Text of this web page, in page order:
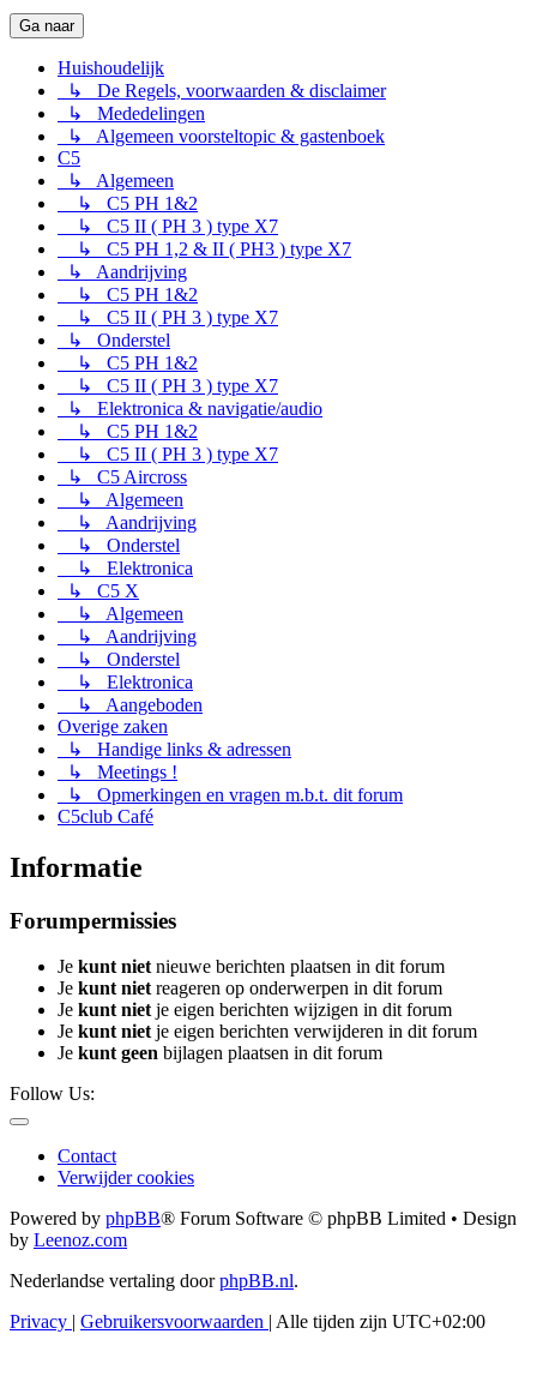
Ga naar
Huishoudelijk
↳ De Regels, voorwaarden & disclaimer
↳ Mededelingen
↳ Algemeen voorsteltopic & gastenboek
C5
↳ Algemeen
↳ C5 PH 1&2
↳ C5 II ( PH 3 ) type X7
↳ C5 PH 1,2 & II ( PH3 ) type X7
↳ Aandrijving
↳ C5 PH 1&2
↳ C5 II ( PH 3 ) type X7
↳ Onderstel
↳ C5 PH 1&2
↳ C5 II ( PH 3 ) type X7
↳ Elektronica & navigatie/audio
↳ C5 PH 1&2
↳ C5 II ( PH 3 ) type X7
↳ C5 Aircross
↳ Algemeen
↳ Aandrijving
↳ Onderstel
↳ Elektronica
↳ C5 X
↳ Algemeen
↳ Aandrijving
↳ Onderstel
↳ Elektronica
↳ Aangeboden
Overige zaken
↳ Handige links & adressen
↳ Meetings !
↳ Opmerkingen en vragen m.b.t. dit forum
C5club Café
Informatie
Forumpermissies
Je kunt niet nieuwe berichten plaatsen in dit forum
Je kunt niet reageren op onderwerpen in dit forum
Je kunt niet je eigen berichten wijzigen in dit forum
Je kunt niet je eigen berichten verwijderen in dit forum
Je kunt geen bijlagen plaatsen in dit forum
Follow Us:
Contact
Verwijder cookies
Powered by phpBB® Forum Software © phpBB Limited • Design
by Leenoz.com
Nederlandse vertaling doorphpBB.nl.
Privacy | Gebruikersvoorwaarden | Alle tijden zijn UTC+02:00